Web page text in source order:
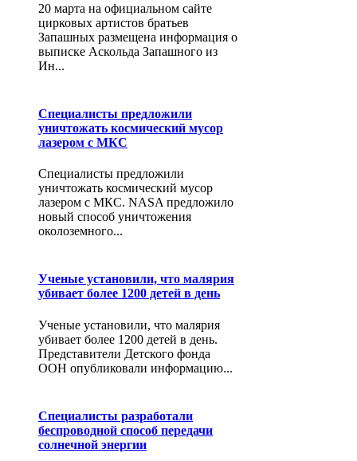
20 марта на официальном сайте
цирковых артистов братьев
Запашных размещена информация о
выписке Аскольда Запашного из
Ин...
Специалисты предложили
уничтожать космический мусор
лазером с МКС
Специалисты предложили
уничтожать космический мусор
лазером с МКС. NASA предложило
новый способ уничтожения
околоземного...
Ученые установили, что малярия
убивает более 1200 детей в день
Ученые установили, что малярия
убивает более 1200 детей в день.
Представители Детского фонда
ООН опубликовали информацию...
Специалисты разработали
беспроводной способ передачи
солнечной энергии